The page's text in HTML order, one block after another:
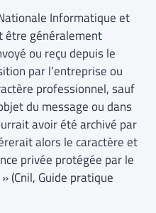
Informatique et
être généralement
ou reçu depuis le
par l’entreprise ou
professionnel, sauf
du message ou dans
avoir été archivé par
alors le caractère et
privée protégée par le
(Cnil, Guide pratique